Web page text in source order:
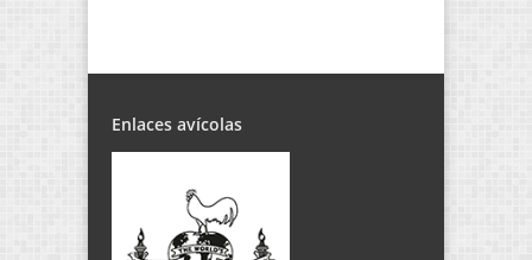
Enlaces avícolas